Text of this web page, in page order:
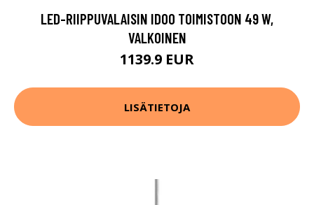
LED-RIIPPUVALAISIN IDOO TOIMISTOON 49 W,
VALKOINEN
1139.9 EUR
LISÄTIETOJA